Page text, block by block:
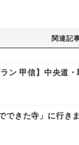
関連記
ン 甲信】中央道
できた寺」に行き